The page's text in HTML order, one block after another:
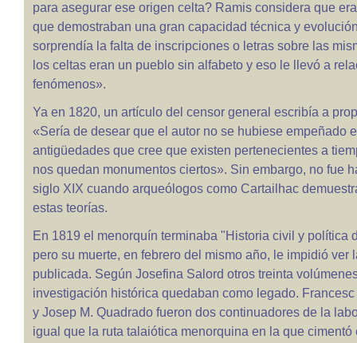
para asegurar ese origen celta? Ramis considera que
que demostraban una gran capacidad técnica y
sorprendía la falta de inscripciones o letras sobre las
los celtas eran un pueblo sin alfabeto y eso le llevó a
fenómenos».
Ya en 1820, un artículo del censor general escribía a
«Sería de desear que el autor no se hubiese empeñado
antigüedades que cree que existen pertenecientes a
nos quedan monumentos ciertos». Sin embargo, no fue
siglo XIX cuando arqueólogos como Cartailhac
estas teorías.
En 1819 el menorquín terminaba "Historia civil y política
pero su muerte, en febrero del mismo año, le impidió ver
publicada. Según Josefina Salord otros treinta
investigación histórica quedaban como legado.
y Josep M. Quadrado fueron dos continuadores de la
igual que la ruta talaiótica menorquina en la que cimentó